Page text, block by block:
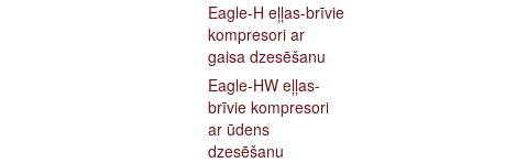
Eagle-H eļļas-brīvie
kompresori ar
gaisa dzesēšanu
Eagle-HW eļļas-
brīvie kompresori
ar ūdens
dzesēšanu